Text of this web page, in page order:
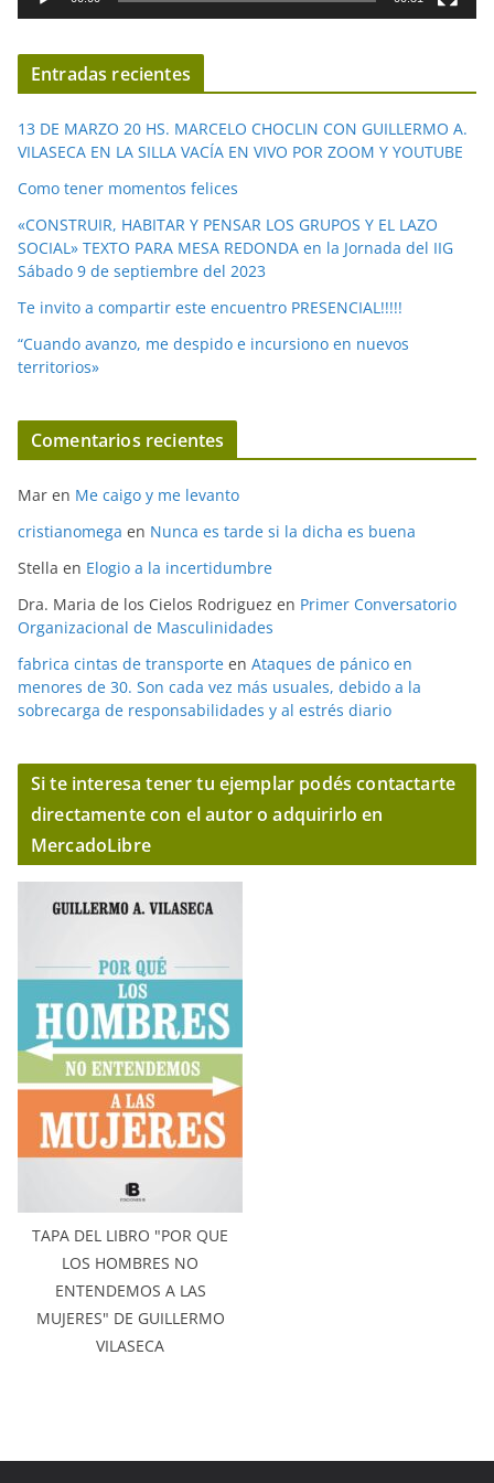
í
d
e
o
Entradas recientes
13 DE MARZO 20 HS. MARCELO CHOCLIN CON GUILLERMO A.
VILASECA EN LA SILLA VACÍA EN VIVO POR ZOOM Y YOUTUBE
Como tener momentos felices
«CONSTRUIR, HABITAR Y PENSAR LOS GRUPOS Y EL LAZO
SOCIAL» TEXTO PARA MESA REDONDA en la Jornada del IIG
Sábado 9 de septiembre del 2023
Te invito a compartir este encuentro PRESENCIAL!!!!!
“Cuando avanzo, me despido e incursiono en nuevos
territorios»
Comentarios recientes
Mar en Me caigo y me levanto
cristianomega en Nunca es tarde si la dicha es buena
Stella en Elogio a la incertidumbre
Dra. Maria de los Cielos Rodriguez en Primer Conversatorio
Organizacional de Masculinidades
fabrica cintas de transporte en Ataques de pánico en
menores de 30. Son cada vez más usuales, debido a la
sobrecarga de responsabilidades y al estrés diario
Si te interesa tener tu ejemplar podés contactarte
directamente con el autor o adquirirlo en
MercadoLibre
TAPA DEL LIBRO "POR QUE
LOS HOMBRES NO
ENTENDEMOS A LAS
MUJERES" DE GUILLERMO
VILASECA